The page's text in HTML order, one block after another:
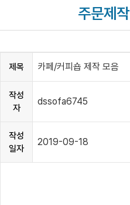
주문제작
제목 카페/커피숍 제작 모음
작성
자
dssofa6745
작성
일자
2019-09-18